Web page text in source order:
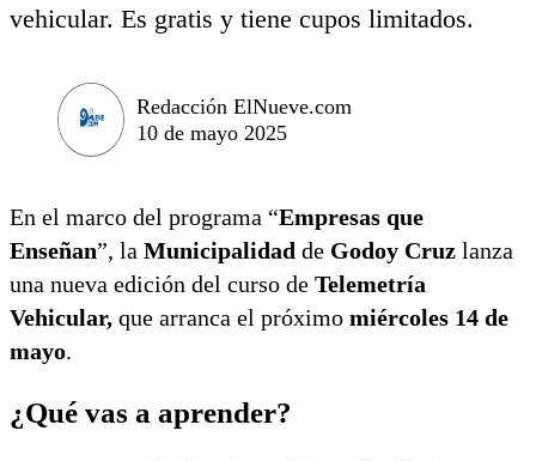
vehicular. Es gratis y tiene cupos limitados.
Redacción ElNueve.com
10 de mayo 2025
En el marco del programa “Empresas que
Enseñan”, la Municipalidad de Godoy Cruz lanza
una nueva edición del curso de Telemetría
Vehicular, que arranca el próximo miércoles 14 de
mayo.
¿Qué vas a aprender?